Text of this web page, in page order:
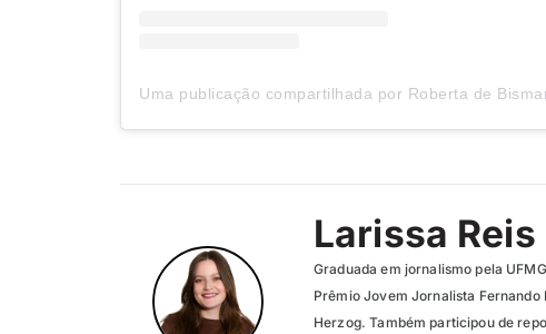
Larissa Reis
Graduada em jornalismo pela
Prêmio Jovem Jornalista
Herzog. Também participou de